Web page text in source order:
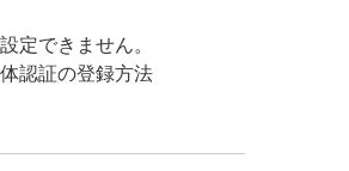
定できません。
認証の登録方法